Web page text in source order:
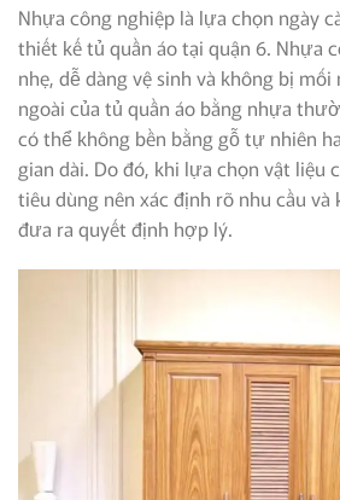
Nhựa công nghiệp là lựa chọn ngày
thiết kế tủ quần áo tại quận 6. Nhựa
nhẹ, dễ dàng vệ sinh và không bị mối
ngoài của tủ quần áo bằng nhựa
có thể không bền bằng gỗ tự nhiên
gian dài. Do đó, khi lựa chọn vật liệu
tiêu dùng nên xác định rõ nhu cầu và
đưa ra quyết định hợp lý.